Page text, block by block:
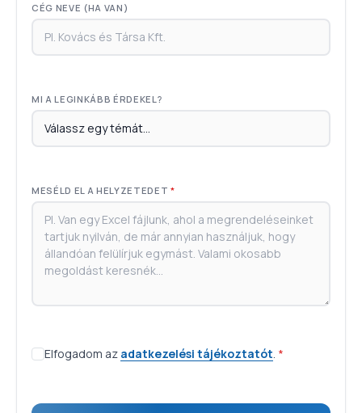
CÉG NEVE (HA VAN)
MI A LEGINKÁBB ÉRDEKEL?
MESÉLD EL A HELYZETEDET*
Elfogadom az adatkezelési tájékoztatót *